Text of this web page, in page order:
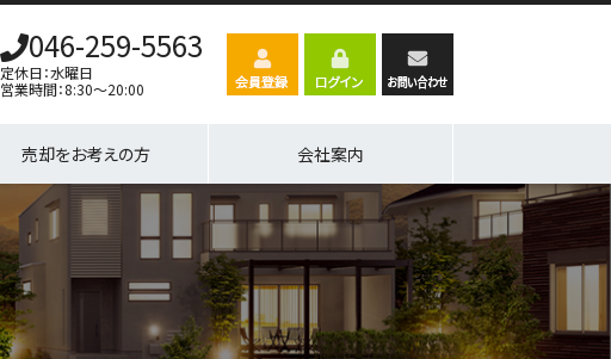
046-259-5563
定休日：水曜日
営業時間：8:30～20:00
売却をお考えの方 会社案内